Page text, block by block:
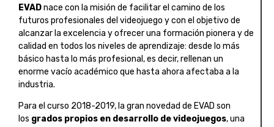
EVADnace con la misión de facilitar el camino de los
futuros profesionales del videojuego y con el objetivo de
alcanzar la excelencia y ofrecer una formación pionera y de
calidad en todos los niveles de aprendizaje: desde lo más
básico hasta lo más profesional, es decir, rellenan un
enorme vacío académico que hasta ahora afectaba a la
industria.
Para el curso 2018-2019, la gran novedad de EVAD son
los grados propios en desarrollo de videojuegos, una